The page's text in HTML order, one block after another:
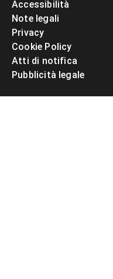
Accessibilità
Note legali
Privacy
Cookie Policy
Atti di notifica
Pubblicità legale